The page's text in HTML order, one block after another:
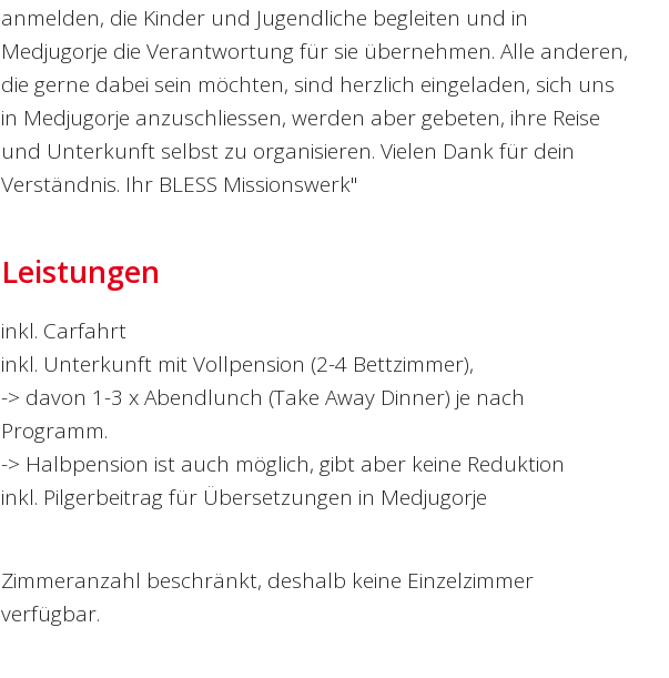
anmelden, die Kinder und Jugendliche begleiten und in
Medjugorje die Verantwortung für sie übernehmen. Alle anderen,
die gerne dabei sein möchten, sind herzlich eingeladen, sich uns
in Medjugorje anzuschliessen, werden aber gebeten, ihre Reise
und Unterkunft selbst zu organisieren. Vielen Dank für dein
Verständnis. Ihr BLESS Missionswerk"
Leistungen
inkl. Carfahrt
inkl. Unterkunft mit Vollpension (2-4 Bettzimmer),
-> davon 1-3 x Abendlunch (Take Away Dinner) je nach
Programm.
-> Halbpension ist auch möglich, gibt aber keine Reduktion
inkl. Pilgerbeitrag für Übersetzungen in Medjugorje
Zimmeranzahl beschränkt, deshalb keine Einzelzimmer
verfügbar.